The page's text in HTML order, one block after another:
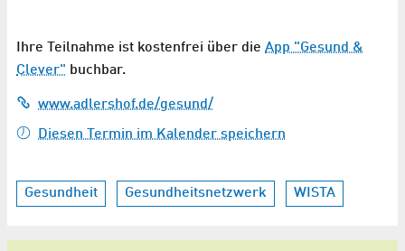
Ihre Teilnahme ist kostenfrei über die App "Gesund &
Clever" buchbar.
www.adlershof.de/gesund/
Diesen Termin im Kalender speichern
Gesundheit Gesundheitsnetzwerk WISTA